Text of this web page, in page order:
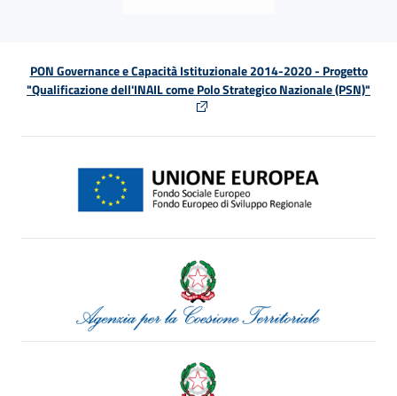
PON Governance e Capacità Istituzionale 2014-2020 - Progetto
"Qualificazione dell'INAIL come Polo Strategico Nazionale (PSN)"